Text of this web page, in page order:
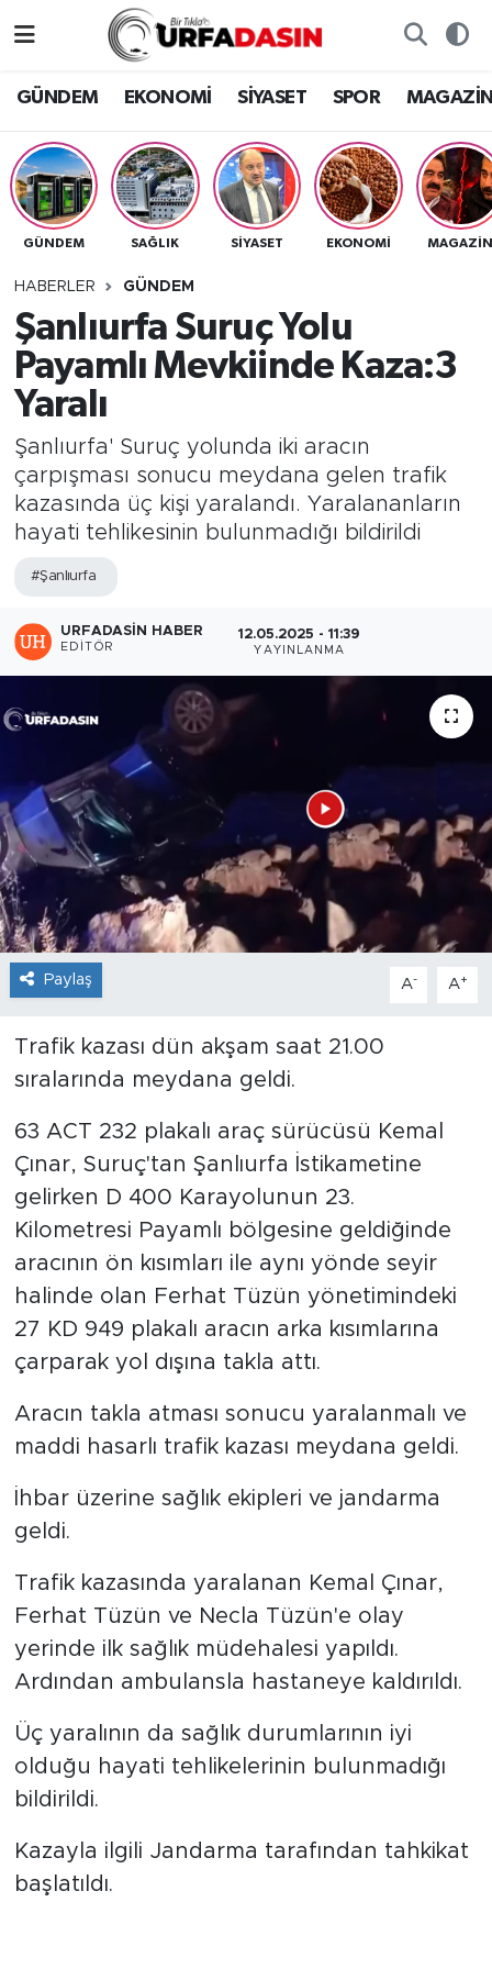
GÜNDEM EKONOMİ SİYASET SPOR
GÜNDEM SAĞLIK SİYASET EKONOMİ
HABERLER GÜNDEM
Şanlıurfa Suruç Yolu
Payamlı Mevkiinde Kaza:3
Yaralı
Şanlıurfa' Suruç yolunda iki aracın
çarpışması sonucu meydana gelen trafik
kazasında üç kişi yaralandı. Yaralananların
hayati tehlikesinin bulunmadığı bildirildi
#Şanlıurfa
URFADASIN HABER
EDITÖR
12.05.2025 - 11:39
YAYINLANMA
Paylaş A- A+
Trafik kazası dün akşam saat 21.00
sıralarında meydana geldi.
63 ACT 232 plakalı araç sürücüsü Kemal
Çınar, Suruç'tan Şanlıurfa İstikametine
gelirken D 400 Karayolunun 23.
Kilometresi Payamlı bölgesine geldiğinde
aracının ön kısımları ile aynı yönde seyir
halinde olan Ferhat Tüzün yönetimindeki
27 KD 949 plakalı aracın arka kısımlarına
çarparak yol dışına takla attı.
Aracın takla atması sonucu yaralanmalı ve
maddi hasarlı trafik kazası meydana geldi.
İhbar üzerine sağlık ekipleri ve jandarma
geldi.
Trafik kazasında yaralanan Kemal Çınar,
Ferhat Tüzün ve Necla Tüzün'e olay
yerinde ilk sağlık müdehalesi yapıldı.
Ardından ambulansla hastaneye kaldırıldı.
Üç yaralının da sağlık durumlarının iyi
olduğu hayati tehlikelerinin bulunmadığı
bildirildi.
Kazayla ilgili Jandarma tarafından tahkikat
başlatıldı.
EKONOMİ
SİYASET
SPOR
SAĞLIK
TEKNOLOJİ
OTOMOBİL
Gizlilik ve Güvenlik Politikası
İletişim
Nöbetçi Eczaneler
Hava Durumu
Namaz Vakitleri
Trafik Durumu
Tüm Manşetler
Son Dakika Haberleri
Haber Arşivi